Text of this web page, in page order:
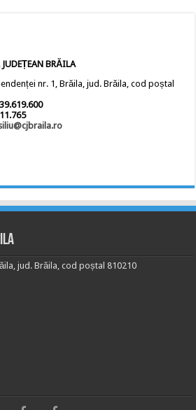
BRĂILA
nr. 1, Brăila, jud. Brăila, cod poștal
jud. Brăila, cod poștal 810210